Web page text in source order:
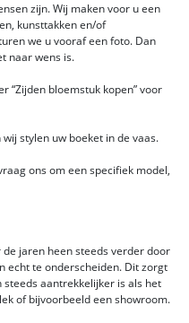
zijn. Wij maken voor u een
kunsttakken en/of
we u vooraf een foto. Dan
naar wens is.
“Zijden bloemstuk kopen” voor
wij stylen uw boeket in de vaas.
ons om een specifiek model,
jaren heen steeds verder door
echt te onderscheiden. Dit zorgt
aantrekkelijker is als het
of bijvoorbeeld een showroom.